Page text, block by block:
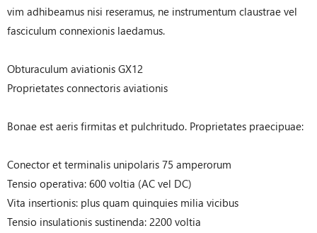
vim adhibeamus nisi reseramus, ne instrumentum claustrae vel
fasciculum connexionis laedamus.
Obturaculum aviationis GX12
Proprietates connectoris aviationis
Bonae est aeris firmitas et pulchritudo. Proprietates praecipuae:
Conector et terminalis unipolaris 75 amperorum
Tensio operativa: 600 voltia (AC vel DC)
Vita insertionis: plus quam quinquies milia vicibus
Tensio insulationis sustinenda: 2200 voltia